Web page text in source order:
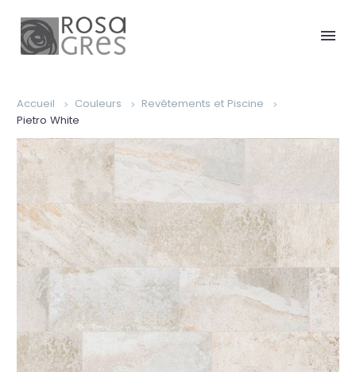
Accueil Couleurs
Revêtements et Piscine
Pietro White